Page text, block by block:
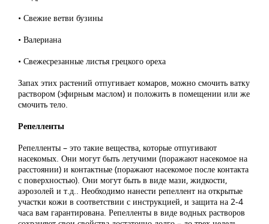
• Свежие ветви бузины
• Валериана
• Свежесрезанные листья грецкого ореха
Запах этих растений отпугивает комаров, можно смочить ватку
раствором (эфирным маслом) и положить в помещении или же
смочить тело.
Репелленты
Репелленты – это такие вещества, которые отпугивают
насекомых. Они могут быть летучими (поражают насекомое на
расстоянии) и контактные (поражают насекомое после контакта
с поверхностью). Они могут быть в виде мази, жидкости,
аэрозолей и т.д.. Необходимо нанести репеллент на открытые
участки кожи в соответствии с инструкцией, и защита на 2-4
часа вам гарантирована. Репелленты в виде водных растворов